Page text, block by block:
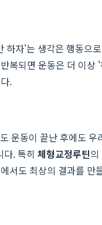
자'는 생각은 행동으
복되면 운동은 더 이
.
운동이 끝난 후에도
. 특히 체형교정루틴
서도 최상의 결과를 만